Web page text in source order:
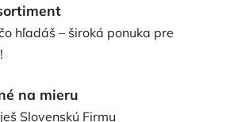
hľadáš – široká ponuka pre
na mieru
Slovenskú Firmu